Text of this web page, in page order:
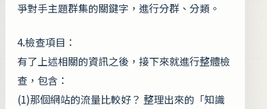
爭對手主題群集的關鍵字，進行分群、分類。
4.檢查項目：
有了上述相關的資訊之後，接下來就進行整體檢
查，包含：
(1)那個網站的流量比較好？ 整理出來的「知識